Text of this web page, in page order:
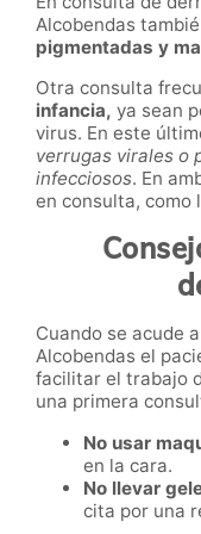
Alcobendas
pigmentadas y
Otra consulta
infancia, ya sean
virus. En este
verrugas virales o
infecciosos. En
en consulta, como
Cuando se acude
Alcobendas el
facilitar el trabajo
una primera
No usar
en la cara.
No llevar
cita por una